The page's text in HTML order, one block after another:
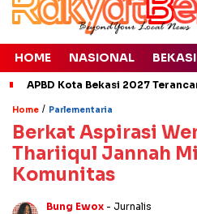
HOME NASIONAL BEKASI
APBD Kota Bekasi 2027
Home / Parlementaria
Berkat Aspirasi
Thariiqul Jannah
Komunitas
Bung Ewox - Jurnalis